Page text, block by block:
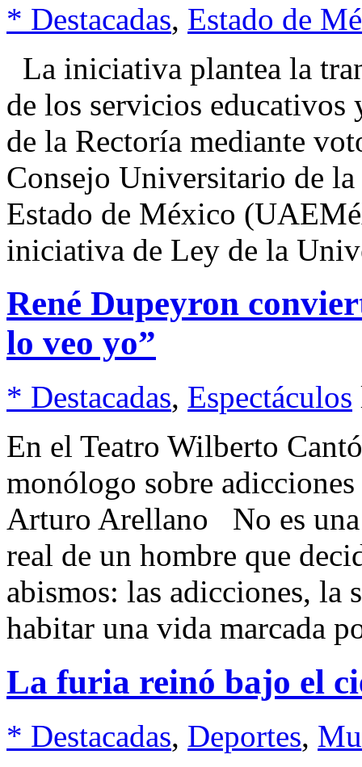
* Destacadas, Estado de
La iniciativa plantea la
de los servicios
de la Rectoría mediante
Consejo Universitario de
Estado de México
iniciativa de Ley de la
René Dupeyron
lo veo yo”
* Destacadas, Espectáculos
En el Teatro Wilberto
monólogo sobre
Arturo Arellano No es
real de un hombre que
abismos: las adicciones, la
habitar una vida marcada
La furia reinó bajo el
* Destacadas, Deportes,